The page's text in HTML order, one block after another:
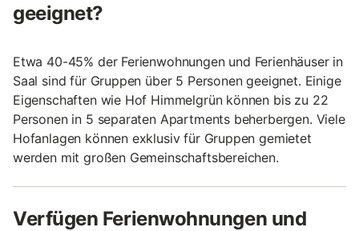
geeignet?
Etwa 40-45% der Ferienwohnungen und Ferienhäuser in
Saal sind für Gruppen über 5 Personen geeignet. Einige
Eigenschaften wie Hof Himmelgrün können bis zu 22
Personen in 5 separaten Apartments beherbergen. Viele
Hofanlagen können exklusiv für Gruppen gemietet
werden mit großen Gemeinschaftsbereichen.
Verfügen Ferienwohnungen und